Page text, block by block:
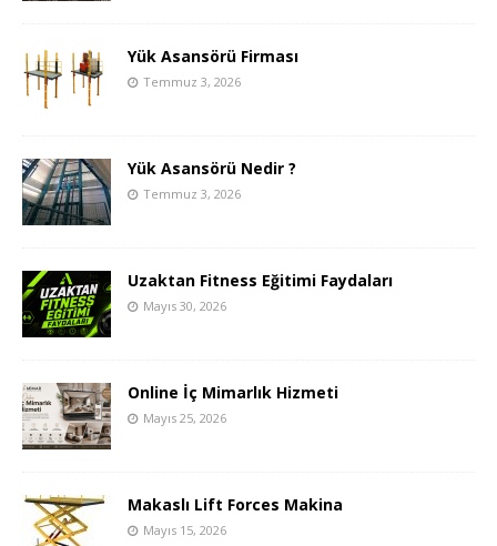
Yük Asansörü Firması
Temmuz 3, 2026
Yük Asansörü Nedir ?
Temmuz 3, 2026
Uzaktan Fitness Eğitimi Faydaları
Mayıs 30, 2026
Online İç Mimarlık Hizmeti
Mayıs 25, 2026
Makaslı Lift Forces Makina
Mayıs 15, 2026